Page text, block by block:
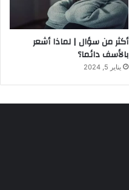
أكثر من سؤال | لماذا أشعر
بالأسف دائما؟
يناير 5, 2024